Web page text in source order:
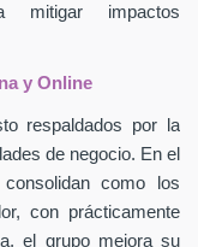
mitigar impactos
y Online
respaldados por la
de negocio. En el
como los
con prácticamente
el grupo mejora su